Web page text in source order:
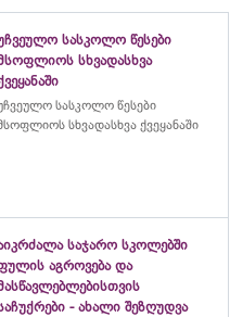
სასკოლო წესები
სხვადასხვა
სასკოლო წესები
სხვადასხვა ქვეყანაში
საჯარო სკოლებში
აგროვება და
- ახალი შეზღუდვა